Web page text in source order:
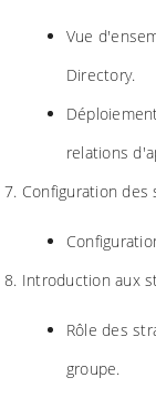
Vue
Directory.
relations
Configuration des
Introduction aux
Rôle des
groupe.